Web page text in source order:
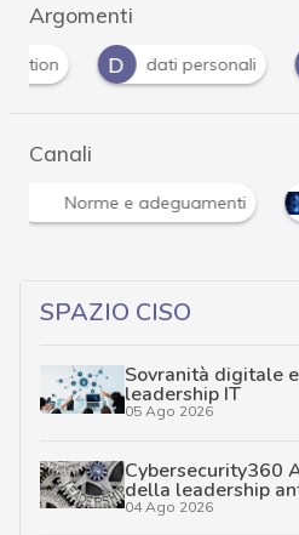
Argomenti
D
dati personali G
Canali
Norme e adeguamenti
SPAZIO CISO
Sovranità digitale
leadership IT
05 Ago 2026
Cybersecurity360
della leadership
04 Ago 2026